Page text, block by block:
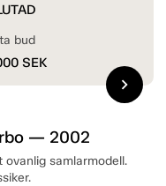
— 2002
ovanlig samlarmodell.
bud
SEK
chevron_right